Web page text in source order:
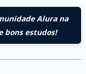
Alura na
bons estudos!